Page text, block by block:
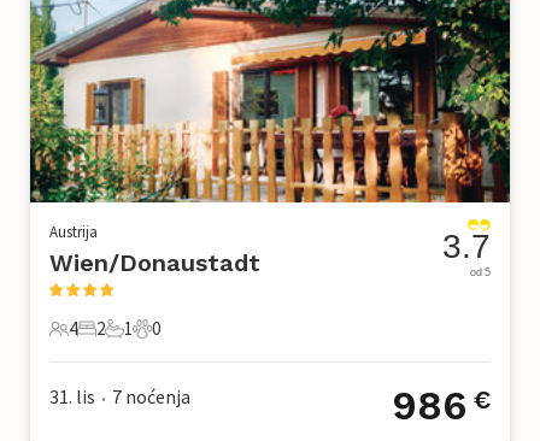
Austrija
Wien/Donaustadt
4 Gosti
4
2 Spavaće sobe
2
1 Kupaonica
1
0 Kućni ljubimac
0
3.7
od 5
31. lis • 7 noćenja 986 €